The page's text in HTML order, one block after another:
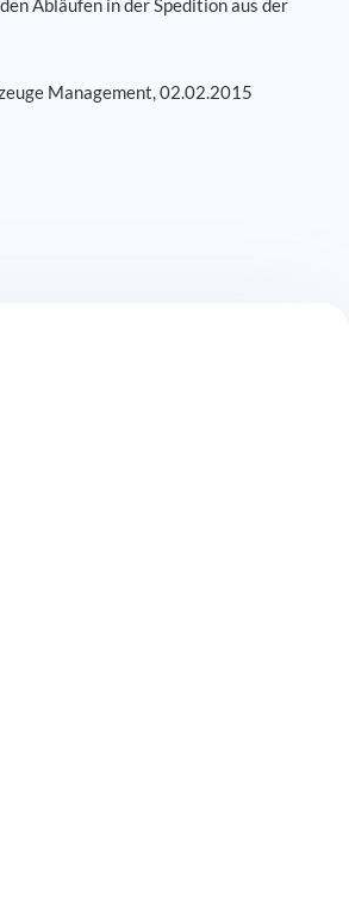
Abläufen in der Spedition aus der
Management, 02.02.2015